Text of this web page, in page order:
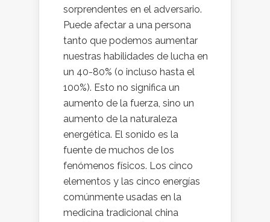
sorprendentes en el adversario.
Puede afectar a una persona
tanto que podemos aumentar
nuestras habilidades de lucha en
un 40-80% (o incluso hasta el
100%). Esto no significa un
aumento de la fuerza, sino un
aumento de la naturaleza
energética. El sonido es la
fuente de muchos de los
fenómenos físicos. Los cinco
elementos y las cinco energías
comúnmente usadas en la
medicina tradicional china